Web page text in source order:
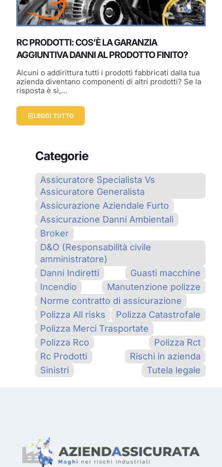
RC PRODOTTI: COS’È LA GARANZIA
AGGIUNTIVA DANNI AL PRODOTTO FINITO?
Alcuni o addirittura tutti i prodotti fabbricati dalla tua
azienda diventano componenti di altri prodotti? Se la
risposta è sì,…
LEGGI TUTTO
Categorie
Assicuratore Specialista Vs
Assicuratore Generalista
Assicurazione Aziendale Furto
Assicurazione Danni Ambientali
Broker
D&O (Responsabilità civile
amministratore)
Danni Indiretti
Guasti macchine
Incendio
Manutenzione polizze
Norme contratto di assicurazione
Polizza All risks
Polizza Catastrofale
Polizza Merci Trasportate
Polizza Rco
Polizza Rct
Rc Prodotti
Rischi in azienda
Sinistri
Tutela legale